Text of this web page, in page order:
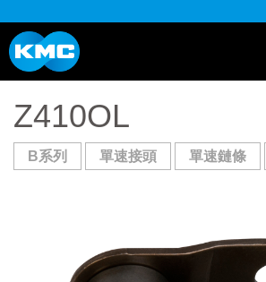
Z410OL
B系列 單速接頭 單速鏈條